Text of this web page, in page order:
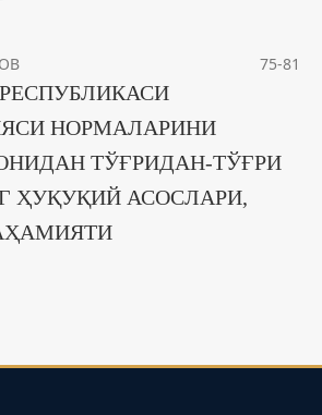
75-81
НОРМАЛАРИНИ
ТЎҒРИДАН-ТЎҒРИ
ҲУҚУҚИЙ АСОСЛАРИ,